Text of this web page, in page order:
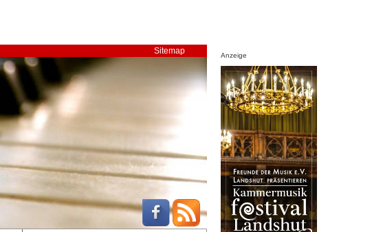
Sitemap Anzeige